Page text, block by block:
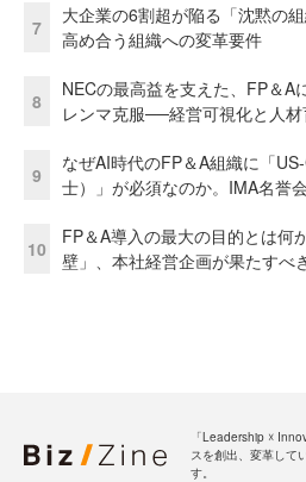
7
大企業の6割超が陥る「沈黙の
高め合う組織への変革要件
8
NECの最高益を支えた、FP＆A
レンマ克服──経営可視化と人
9
なぜAI時代のFP＆A組織に「
士）」が必須なのか。IMA名誉
10
FP＆A導入の最大の目的とは何
壁」、本社経営企画が果たすべ
「Leadership ☓
スを創出、変革して
す。